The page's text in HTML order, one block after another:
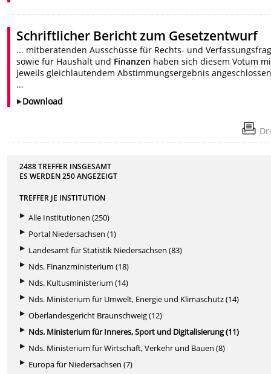
Schriftlicher Bericht zum Gesetzentwurf
... mitberatenden Ausschüsse für Rechts- und
sowie für Haushalt und Finanzen haben sich diesem Votum
jeweils gleichlautendem Abstimmungsergebnis
...
Download
2488 TREFFER INSGESAMT
ES WERDEN250ANGEZEIGT
TREFFER JE INSTITUTION
Alle Institutionen (250)
Portal Niedersachsen (1)
Landesamt für Statistik Niedersachsen (83)
Nds. Finanzministerium (18)
Nds. Kultusministerium (14)
Nds. Ministerium für Umwelt, Energie und Klimaschutz (14)
Oberlandesgericht Braunschweig (12)
Nds. Ministerium für Inneres, Sport und Digitalisierung (11)
Nds. Ministerium für Wirtschaft, Verkehr und Bauen (8)
Europa für Niedersachsen (7)